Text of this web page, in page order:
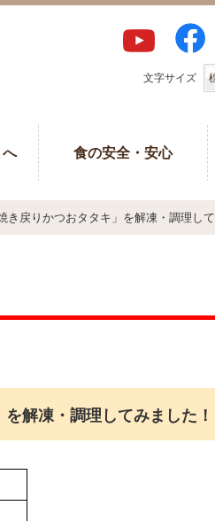
文字サイズ
へ 食の安全・安心
き戻りかつおタタキ」を解凍・調理して
解凍・調理してみました！